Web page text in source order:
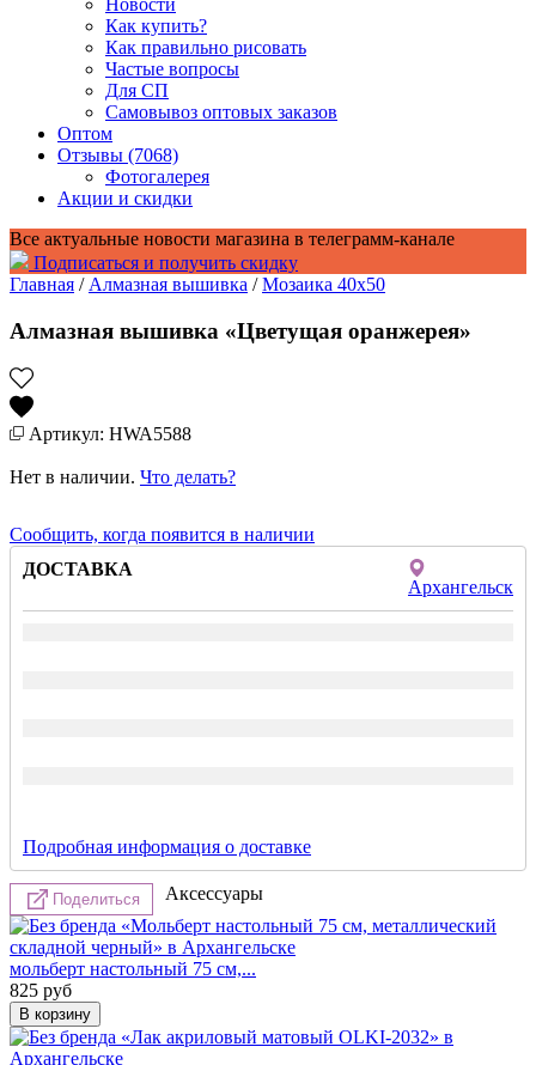
Новости
Как купить?
Как правильно рисовать
Частые вопросы
Для СП
Самовывоз оптовых заказов
Оптом
Отзывы (7068)
Фотогалерея
Акции и скидки
Все актуальные новости магазина в телеграмм-канале
Подписаться и получить скидку
Главная / Алмазная вышивка /Мозаика 40x50
Алмазная вышивка «Цветущая оранжерея»
Артикул: HWA5588
Нет в наличии. Что делать?
Сообщить, когда появится в наличии
ДОСТАВКА
Архангельск
Подробная информация о доставке
Поделиться Аксессуары
мольберт настольный 75 см,...
825 руб